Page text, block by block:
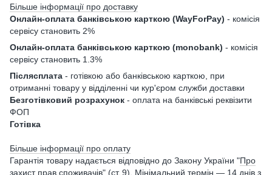
Більше інформації про доставку
Онлайн-оплата банківською карткою (WayForPay) - комісія
сервісу становить 2%
Онлайн-оплата банківською карткою (monobank) - комісія
сервісу становить 1.3%
Післясплата - готівкою або банківською карткою, при
отриманні товару у відділенні чи кур'єром служби доставки
Безготівковий розрахунок - оплата на банківські реквізити
ФОП
Готівка
Більше інформації про оплату
Гарантія товару надається відповідно до Закону України "Про
захист прав споживачів" (ст. 9). Мінімальний термін — 14 днів з